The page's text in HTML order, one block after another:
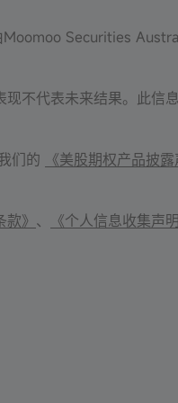
Securities
不代表未来结果。此信
们的 《美股期权产品披露
》 、 《个人信息收集声明